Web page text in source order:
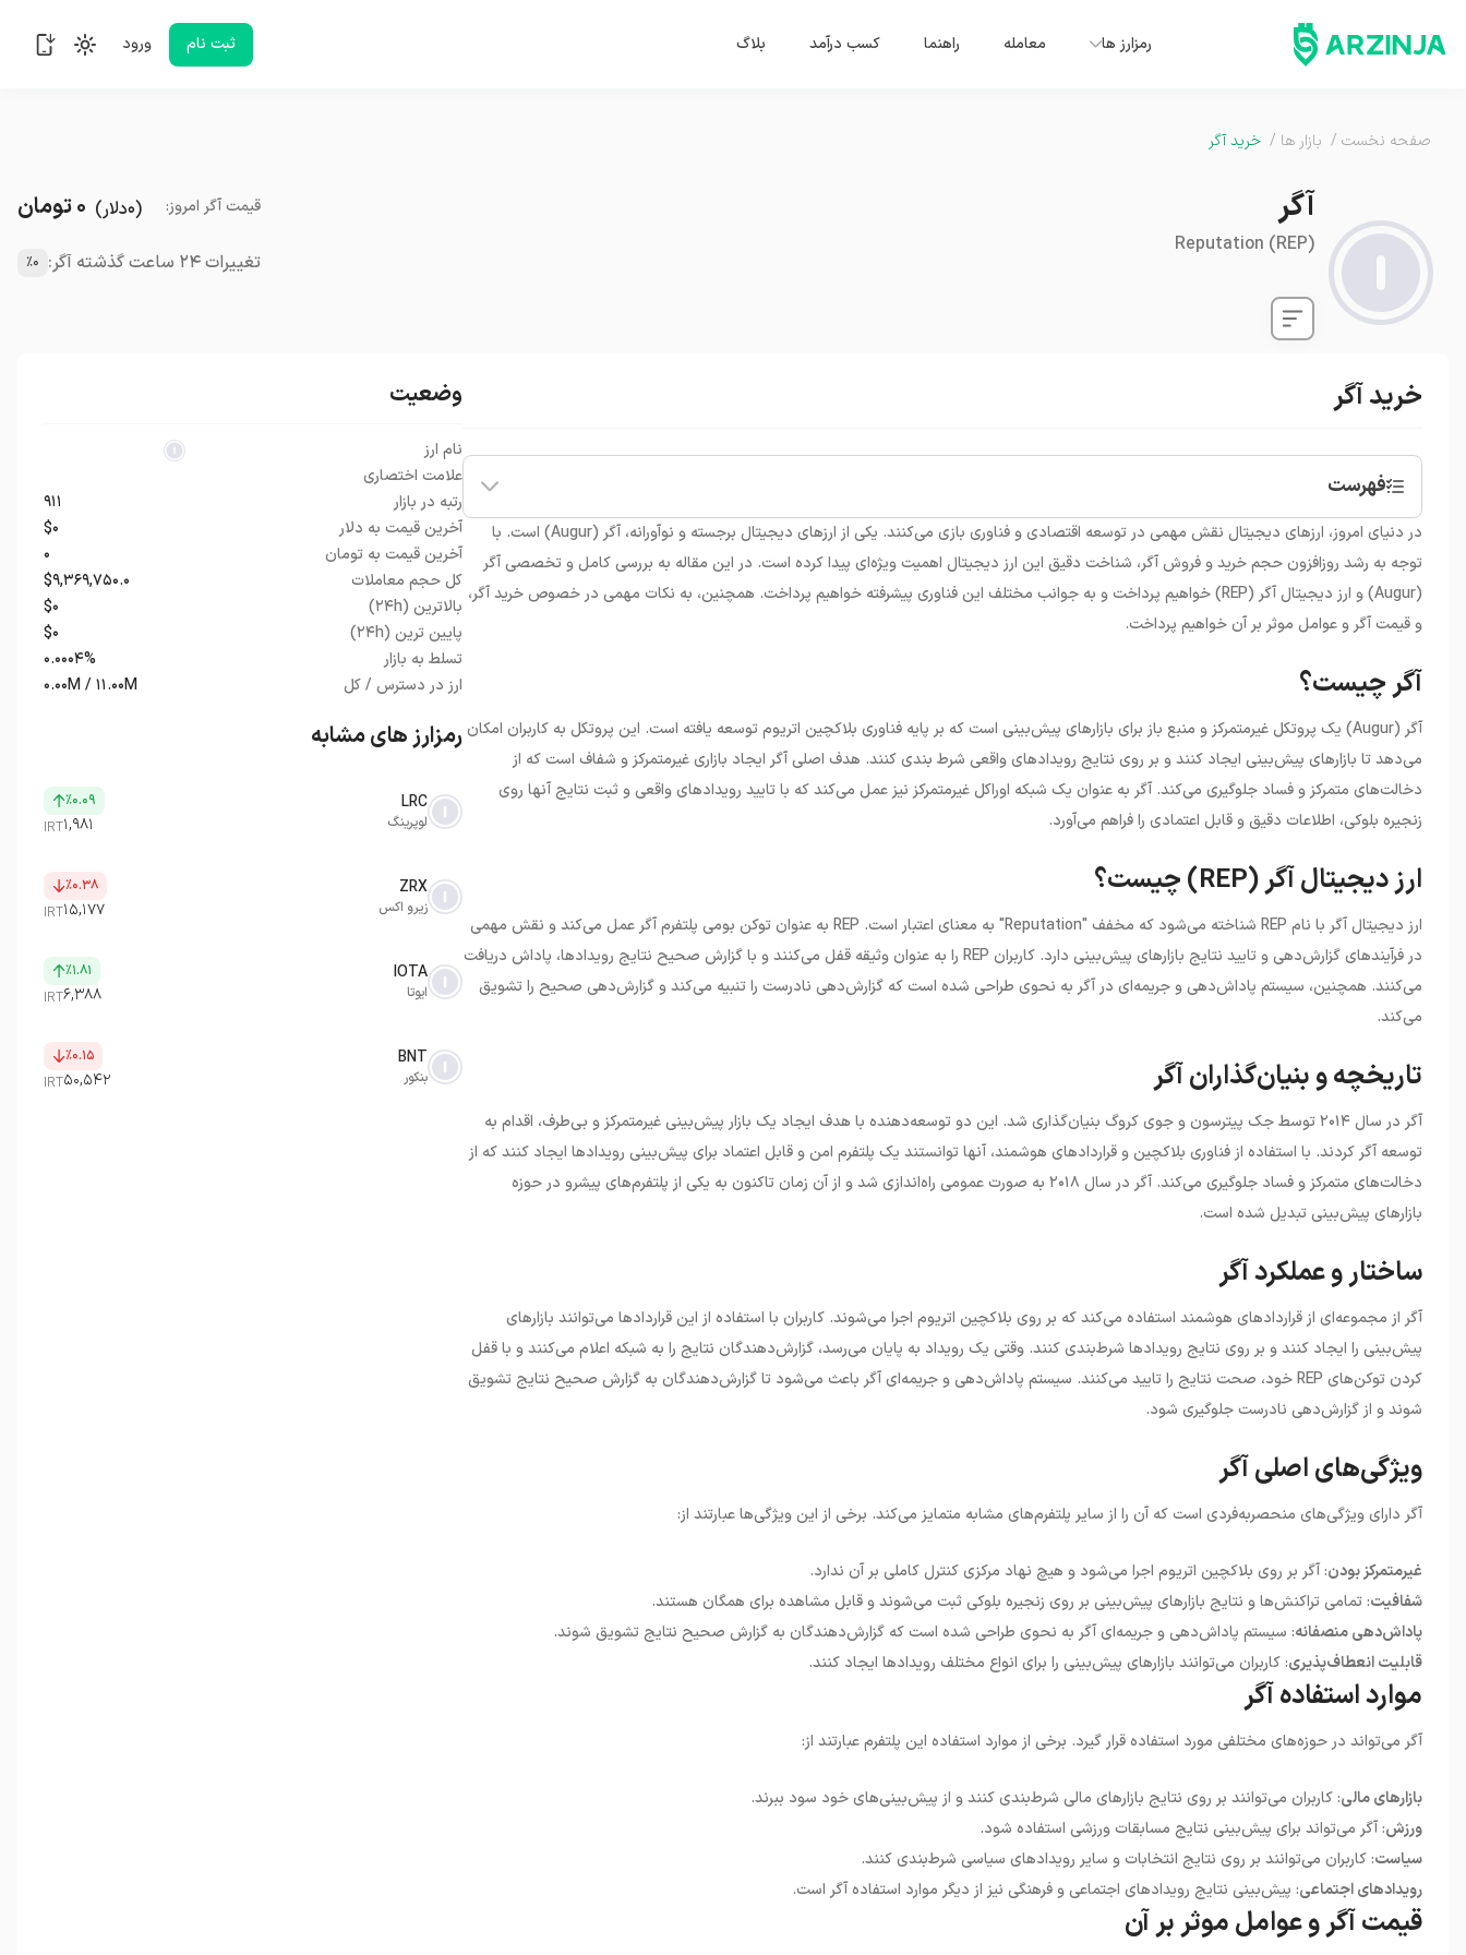
رمزارز ها معامله راهنما کسب درآمد بلاگ ثبت نام ورود
صفحه نخست / بازار ها / خرید آگر
آگر
Reputation (REP)
قیمت آگر امروز:
(۰دلار) ۰تومان
تغییرات ۲۴ ساعت گذشته آگر: ٪۰
خرید آگر
فهرست
• آگر چیست؟
• ارز دیجیتال آگر (REP) چیست؟
•تاریخچه و بنیان‌گذاران آگر
ساختار و عملکرد آگر
• ویژگی‌های اصلی آگر
•قیمت آگر و عوامل موثر بر آن
خرید آگر: ملاحظات و نکات مهم
در دنیای امروز، ارزهای دیجیتال نقش مهمی در توسعه اقتصادی و فناوری بازی می‌کنند. یکی از ارزهای دیجیتال برجسته و نوآورانه، آگر (Augur) است. با
توجه به رشد روزافزون حجم خرید و فروش آگر، شناخت دقیق این ارز دیجیتال اهمیت ویژه‌ای پیدا کرده است. در این مقاله به بررسی کامل و تخصصی آگر
(Augur) و ارز دیجیتال آگر (REP) خواهیم پرداخت و به جوانب مختلف این فناوری پیشرفته خواهیم پرداخت. همچنین، به نکات مهمی در خصوص خرید آگر،
و قیمت آگر و عوامل موثر بر آن خواهیم پرداخت.
آگر چیست؟
آگر (Augur) یک پروتکل غیرمتمرکز و منبع باز برای بازارهای پیش‌بینی است که بر پایه فناوری بلاکچین اتریوم توسعه یافته است. این پروتکل به کاربران امکان
می‌دهد تا بازارهای پیش‌بینی ایجاد کنند و بر روی نتایج رویدادهای واقعی شرط بندی کنند. هدف اصلی آگر ایجاد بازاری غیرمتمرکز و شفاف است که از
دخالت‌های متمرکز و فساد جلوگیری می‌کند. آگر به عنوان یک شبکه اوراکل غیرمتمرکز نیز عمل می‌کند که با تایید رویدادهای واقعی و ثبت نتایج آنها روی
زنجیره بلوکی، اطلاعات دقیق و قابل اعتمادی را فراهم می‌آورد.
ارز دیجیتال آگر (REP) چیست؟
ارز دیجیتال آگر با نام REP شناخته می‌شود که مخفف "Reputation" به معنای اعتبار است. REP به عنوان توکن بومی پلتفرم آگر عمل می‌کند و نقش مهمی
در فرآیندهای گزارش‌دهی و تایید نتایج بازارهای پیش‌بینی دارد. کاربران REP را به عنوان وثیقه قفل می‌کنند و با گزارش صحیح نتایج رویدادها، پاداش دریافت
می‌کنند. همچنین، سیستم پاداش‌دهی و جریمه‌ای در آگر به نحوی طراحی شده است که گزارش‌دهی نادرست را تنبیه می‌کند و گزارش‌دهی صحیح را تشویق
می‌کند.
تاریخچه و بنیان‌گذاران آگر
آگر در سال ۲۰۱۴ توسط جک پیترسون و جوی کروگ بنیان‌گذاری شد. این دو توسعه‌دهنده با هدف ایجاد یک بازار پیش‌بینی غیرمتمرکز و بی‌طرف، اقدام به
توسعه آگر کردند. با استفاده از فناوری بلاکچین و قراردادهای هوشمند، آنها توانستند یک پلتفرم امن و قابل اعتماد برای پیش‌بینی رویدادها ایجاد کنند که از
دخالت‌های متمرکز و فساد جلوگیری می‌کند. آگر در سال ۲۰۱۸ به صورت عمومی راه‌اندازی شد و از آن زمان تاکنون به یکی از پلتفرم‌های پیشرو در حوزه
بازارهای پیش‌بینی تبدیل شده است.
ساختار و عملکرد آگر
آگر از مجموعه‌ای از قراردادهای هوشمند استفاده می‌کند که بر روی بلاکچین اتریوم اجرا می‌شوند. کاربران با استفاده از این قراردادها می‌توانند بازارهای
پیش‌بینی را ایجاد کنند و بر روی نتایج رویدادها شرط‌بندی کنند. وقتی یک رویداد به پایان می‌رسد، گزارش‌دهندگان نتایج را به شبکه اعلام می‌کنند و با قفل
کردن توکن‌های REP خود، صحت نتایج را تایید می‌کنند. سیستم پاداش‌دهی و جریمه‌ای آگر باعث می‌شود تا گزارش‌دهندگان به گزارش صحیح نتایج تشویق
شوند و از گزارش‌دهی نادرست جلوگیری شود.
ویژگی‌های اصلی آگر
آگر دارای ویژگی‌های منحصربه‌فردی است که آن را از سایر پلتفرم‌های مشابه متمایز می‌کند. برخی از این ویژگی‌ها عبارتند از:
غیرمتمرکز بودن: آگر بر روی بلاکچین اتریوم اجرا می‌شود و هیچ نهاد مرکزی کنترل کاملی بر آن ندارد.
شفافیت: تمامی تراکنش‌ها و نتایج بازارهای پیش‌بینی بر روی زنجیره بلوکی ثبت می‌شوند و قابل مشاهده برای همگان هستند.
پاداش‌دهی منصفانه: سیستم پاداش‌دهی و جریمه‌ای آگر به نحوی طراحی شده است که گزارش‌دهندگان به گزارش صحیح نتایج تشویق شوند.
قابلیت انعطاف‌پذیری: کاربران می‌توانند بازارهای پیش‌بینی را برای انواع مختلف رویدادها ایجاد کنند.
موارد استفاده آگر
آگر می‌تواند در حوزه‌های مختلفی مورد استفاده قرار گیرد. برخی از موارد استفاده این پلتفرم عبارتند از:
بازارهای مالی: کاربران می‌توانند بر روی نتایج بازارهای مالی شرط‌بندی کنند و از پیش‌بینی‌های خود سود ببرند.
ورزش: آگر می‌تواند برای پیش‌بینی نتایج مسابقات ورزشی استفاده شود.
سیاست: کاربران می‌توانند بر روی نتایج انتخابات و سایر رویدادهای سیاسی شرط‌بندی کنند.
رویدادهای اجتماعی: پیش‌بینی نتایج رویدادهای اجتماعی و فرهنگی نیز از دیگر موارد استفاده آگر است.
قیمت آگر و عوامل موثر بر آن
وضعیت
نام ارز
علامت اختصاری
رتبه در بازار
۹۱۱
آخرین قیمت به دلار
$۰
آخرین قیمت به تومان
۰
کل حجم معاملات
$۹,۳۶۹,۷۵۰.۰
بالاترین (۲۴h)
$۰
پایین ترین (۲۴h)
$۰
تسلط به بازار
۰.۰۰۰۴%
ارز در دسترس / کل
۰.۰۰M / ۱۱.۰۰M
رمزارز های مشابه
LRC
لوپرینگ
٪۰.۰۹
۱,۹۸۱IRT
ZRX
زیرو اکس
٪۰.۳۸
۱۵,۱۷۷IRT
IOTA
ایوتا
٪۱.۸۱
۶,۳۸۸IRT
BNT
بنکور
٪۰.۱۵
۵۰,۵۴۲IRT